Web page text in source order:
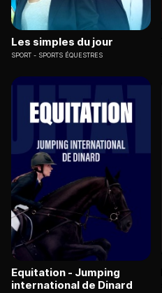
Les simples du jour
SPORT SPORTS ÉQUESTRES
Equitation - Jumping
international de Dinard